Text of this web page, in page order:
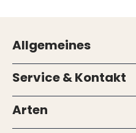
Allgemeines
Service & Kontakt
Arten